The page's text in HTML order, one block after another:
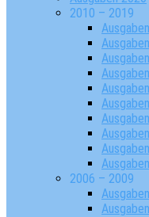
2010 – 2019
2006 – 2009